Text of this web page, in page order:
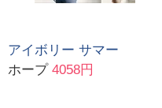
アイボリー サマー
ホープ 4058円